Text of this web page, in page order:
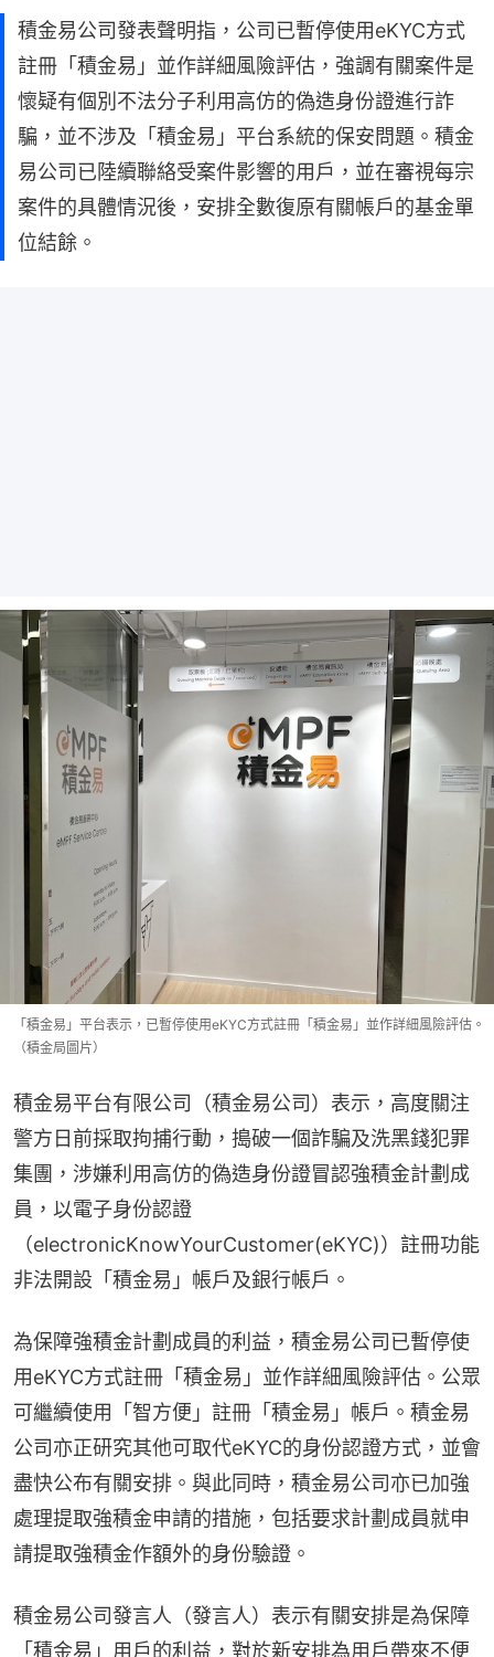
積金易公司發表聲明指，公司已暫停使用eKYC方式
註冊「積金易」並作詳細風險評估，強調有關案件是
懷疑有個別不法分子利用高仿的偽造身份證進行詐
騙，並不涉及「積金易」平台系統的保安問題。積金
易公司已陸續聯絡受案件影響的用戶，並在審視每宗
案件的具體情況後，安排全數復原有關帳戶的基金單
位結餘。
「積金易」平台表示，已暫停使用eKYC方式註冊「積金易」並作詳細風險評估。
（積金局圖片）
積金易平台有限公司（積金易公司）表示，高度關注
警方日前採取拘捕行動，搗破一個詐騙及洗黑錢犯罪
集團，涉嫌利用高仿的偽造身份證冒認強積金計劃成
員，以電子身份認證
（electronicKnowYourCustomer(eKYC)）註冊功能
非法開設「積金易」帳戶及銀行帳戶。
為保障強積金計劃成員的利益，積金易公司已暫停使
用eKYC方式註冊「積金易」並作詳細風險評估。公眾
可繼續使用「智方便」註冊「積金易」帳戶。積金易
公司亦正研究其他可取代eKYC的身份認證方式，並會
盡快公布有關安排。與此同時，積金易公司亦已加強
處理提取強積金申請的措施，包括要求計劃成員就申
請提取強積金作額外的身份驗證。
積金易公司發言人（發言人）表示有關安排是為保障
「積金易」用戶的利益，對於新安排為用戶帶來不便